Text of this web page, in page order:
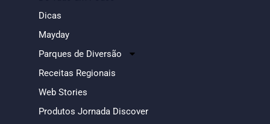
Dicas
Mayday
Parques de Diversão
Receitas Regionais
Web Stories
Produtos Jornada Discover